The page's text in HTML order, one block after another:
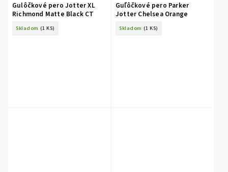
Gulôčkové pero Jotter XL
Richmond Matte Black CT
Skladom (1 KS)
Guľôčkové pero Parker
Jotter Chelsea Orange
Skladom (1 KS)